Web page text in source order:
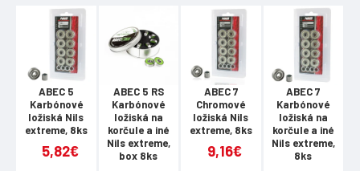
ABEC 5
Karbónové
ložiská Nils
extreme, 8ks
5,82€
ABEC 5 RS
Karbónové
ložiská na
korčule a iné
Nils extreme,
box 8ks
ABEC 7
Chromové
ložiská Nils
extreme, 8ks
9,16€
ABEC 7
Karbónové
ložiská na
korčule a iné
Nils extreme,
8ks